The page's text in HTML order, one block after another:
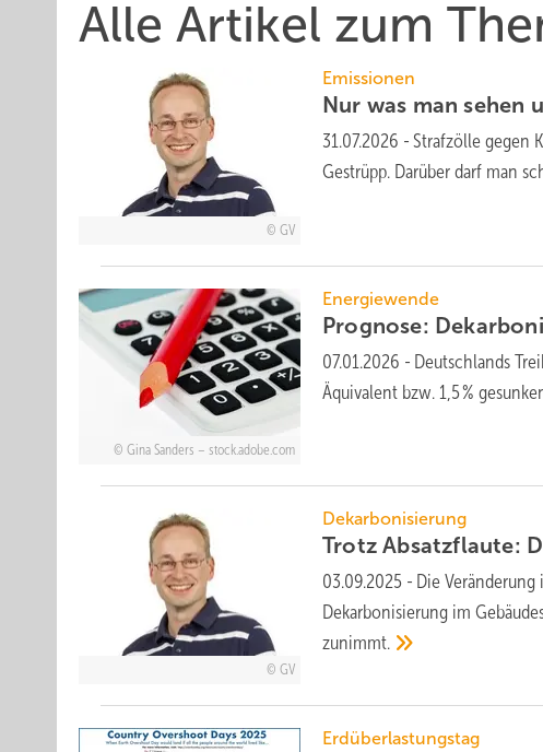
Alle Artikel zum
GV
Emissionen
Nur was man sehen
31.07.2026 - Straf­zölle ge­gen
Ge­strüpp. Da­rü­ber darf man
Gina Sanders – stock.adobe.com
Energiewende
Prognose:
07.01.2026 - Deutschlands
Äquivalent bzw. 1,5 %
GV
Dekarbonisierung
Trotz Absatzflaute:
03.09.2025 - Die Ver­än­de­rung
De­kar­bo­ni­sie­rung im
zu­nimmt.
Erdüberlastungstag